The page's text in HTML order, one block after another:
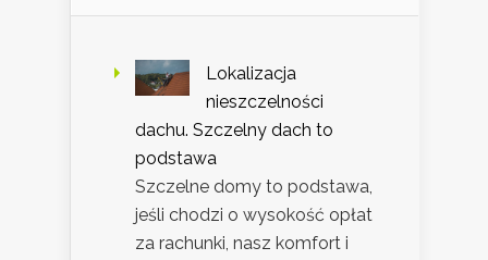
Lokalizacja
nieszczelności
dachu. Szczelny dach to
podstawa
Szczelne domy to podstawa,
jeśli chodzi o wysokość opłat
za rachunki, nasz komfort i